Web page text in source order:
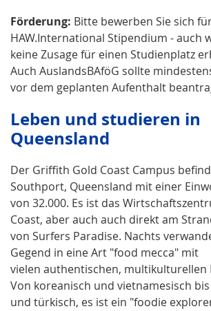
Förderung: Bitte bewerben Sie sich
HAW.International Stipendium - auch
keine Zusage für einen Studienplatz
Auch AuslandsBAföG sollte
vor dem geplanten Aufenthalt
Leben und studieren in
Queensland
Der Griffith Gold Coast Campus
Southport, Queensland mit einer
von 32.000. Es ist das
Coast, aber auch auch direkt am
von Surfers Paradise. Nachts
Gegend in eine Art "food mecca" mit
vielen authentischen, multikulturellen
Von koreanisch und vietnamesisch
und türkisch, es ist ein "foodie